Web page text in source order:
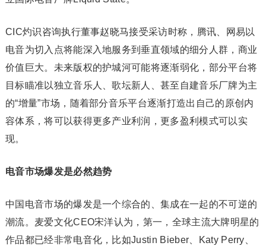
CIC灼识咨询执行董事赵晓马接受采访时称，腾讯、网易以
电音为切入点将能深入地服务到垂直领域的细分人群，商业
价值巨大。未来版权的护城河可能将逐渐弱化，部分平台将
目标瞄准以独立音乐人、歌坛新人、甚至自建音乐厂牌为主
的“增量”市场，随着部分音乐平台逐渐打造出自己的原创内
容体系，将可以获得更多产业利润，更多盈利模式可以实
现。
电音市场爆发是必然趋势
中国电音市场的爆发是一个综合的、集成在一起的不可逆的
潮流。麦爱文化CEO宋洋认为，第一，全球主流大牌明星的
作品都已经非常电音化，比如Justin Bieber、Katy Perry、